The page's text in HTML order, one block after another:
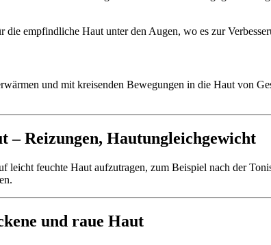
die empfindliche Haut unter den Augen, wo es zur
und mit kreisenden Bewegungen in die Haut von
– Reizungen, Hautungleichgewicht
leicht feuchte Haut aufzutragen, zum Beispiel nach der
und raue Haut